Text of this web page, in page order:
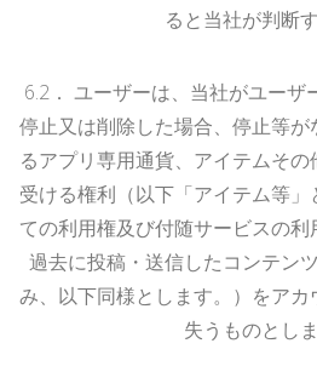
ると当社が判断
6.2． ユーザーは、当社がユーザ
停止又は削除した場合、停止等
るアプリ専用通貨、アイテムそ
受ける権利（以下「アイテム等
ての利用権及び付随サービスの
過去に投稿・送信したコンテン
み、以下同様とします。）をア
失うものとしま